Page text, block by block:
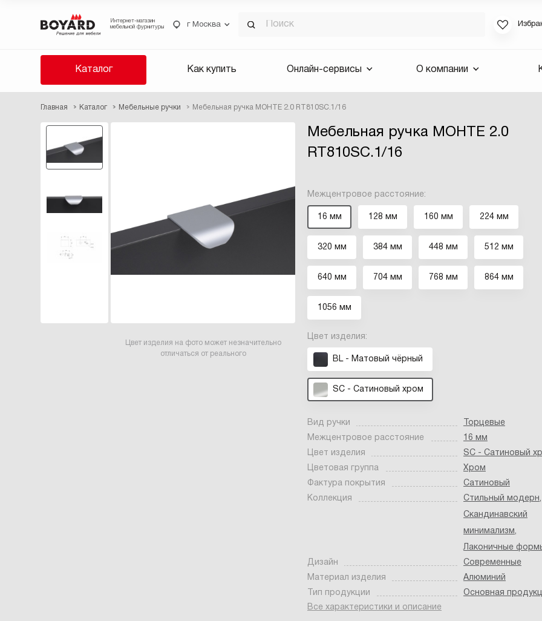
Интернет-магазин
мебельной фурнитуры
г Москва
Каталог Как купить Онлайн-сервисы О компании
Главная Каталог Мебельные ручки Мебельная ручка МОНТЕ 2.0 RT810SC.1/16
Мебельная ручка МОНТЕ 2.0
RT810SC.1/16
Цвет изделия на фото может незначительно
отличаться от реального
Межцентровое расстояние:
16 мм 128 мм 160 мм 224 мм
320 мм 384 мм 448 мм 512 мм
640 мм 704 мм 768 мм 864 мм
1056 мм
Цвет изделия:
BL - Матовый чёрный
SC - Сатиновый хром
Вид ручки
Торцевые
Межцентровое расстояние
16 мм
Цвет изделия
SC - Сатиновый
Цветовая группа
Хром
Фактура покрытия
Сатиновый
Коллекция
Стильный модерн,
Скандинавский
минимализм,
Лаконичные
Дизайн
Современные
Материал изделия
Алюминий
Тип продукции
Основная
Все характеристики и описание
Если вы
для смены
будут
Выслать